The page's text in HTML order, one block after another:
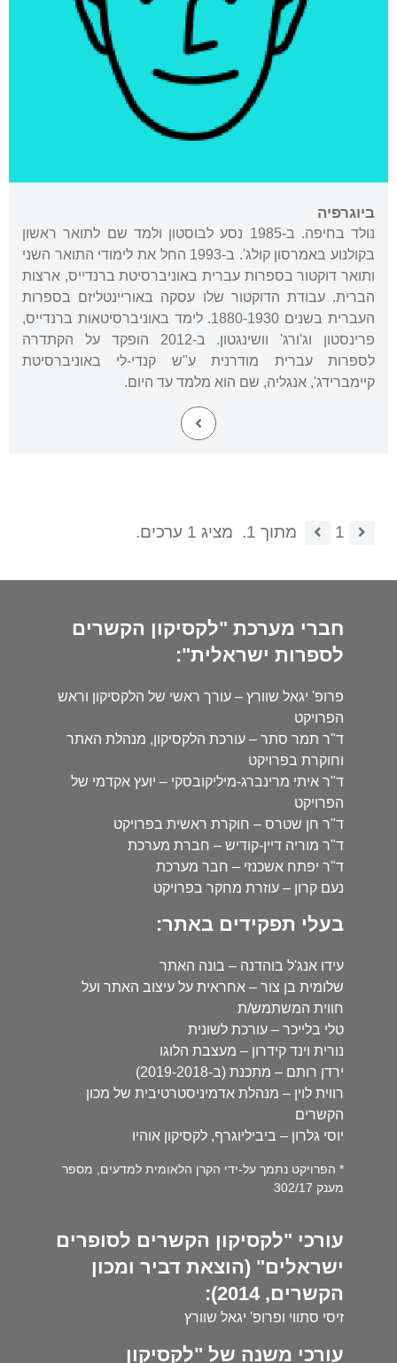
ביוגרפיה
נולד בחיפה. ב-1985 נסע לבוסטון ולמד שם לתואר ראשון
בקולנוע באמרסון קולג'. ב-1993 החל את לימודי התואר השני
ותואר דוקטור בספרות עברית באוניברסיטת ברנדייס, ארצות
הברית. עבודת הדוקטור שלו עסקה באוריינטליזם בספרות
העברית בשנים 1880-1930. לימד באוניברסיטאות ברנדייס,
פרינסטון וג'ורג' וושינגטון. ב-2012 הופקד על הקתדרה
לספרות עברית מודרנית ע"ש קנדי-לי באוניברסיטת
קיימברידג', אנגליה, שם הוא מלמד עד היום.
1 מתוך 1. מציג 1 ערכים.
חברי מערכת "לקסיקון הקשרים
לספרות ישראלית":
פרופ' יגאל שוורץ – עורך ראשי של הלקסיקון וראש
הפרויקט
ד"ר תמר סתר – עורכת הלקסיקון, מנהלת האתר
וחוקרת בפרויקט
ד"ר איתי מרינברג-מיליקובסקי – יועץ אקדמי של
הפרויקט
ד"ר חן שטרס – חוקרת ראשית בפרויקט
ד"ר מוריה דיין-קודיש – חברת מערכת
ד"ר יפתח אשכנזי – חבר מערכת
נעם קרון – עוזרת מחקר בפרויקט
בעלי תפקידים באתר:
עידו אנג'ל בוהדנה – בונה האתר
שלומית בן צור – אחראית על עיצוב האתר ועל
חווית המשתמש/ת
טלי בלייכר – עורכת לשונית
נורית וינד קידרון – מעצבת הלוגו
ירדן רותם – מתכנת (ב-2019-2018)
רווית לוין – מנהלת אדמיניסטרטיבית של מכון
הקשרים
יוסי גלרון – ביביליוגרף, לקסיקון אוהיו
* הפרויקט נתמך על-ידי הקרן הלאומית למדעים, מספר
מענק 302/17
עורכי "לקסיקון הקשרים לסופרים
ישראלים" (הוצאת דביר ומכון
הקשרים, 2014):
זיסי סתווי ופרופ' יגאל שוורץ
עורכי משנה של "לקסיקון